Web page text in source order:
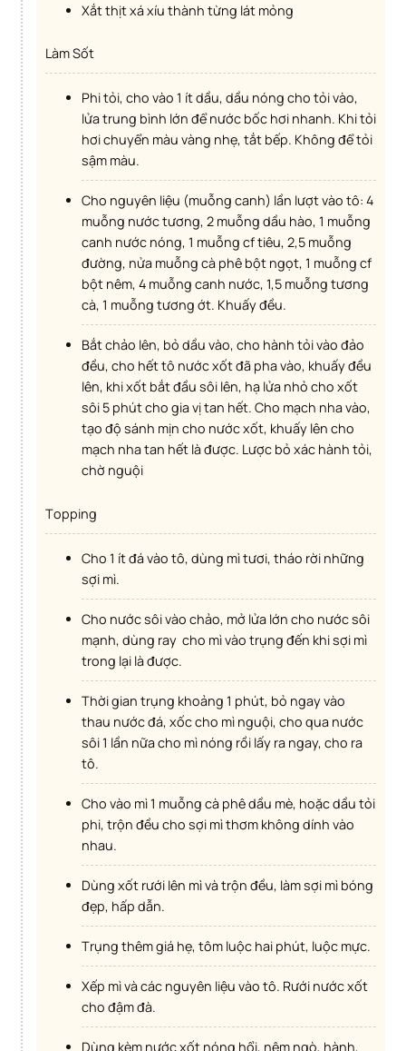
Xắt thịt xá xíu thành từng lát mỏng
Làm Sốt
Phi tỏi, cho vào 1 ít dầu, dầu nóng cho tỏi vào,
lửa trung bình lớn để nước bốc hơi nhanh. Khi tỏi
hơi chuyển màu vàng nhẹ, tắt bếp. Không để tỏi
sậm màu.
Cho nguyên liệu (muỗng canh) lần lượt vào tô: 4
muỗng nước tương, 2 muỗng dầu hào, 1 muỗng
canh nước nóng, 1 muỗng cf tiêu, 2,5 muỗng
đường, nửa muỗng cà phê bột ngọt, 1 muỗng cf
bột nêm, 4 muỗng canh nước, 1,5 muỗng tương
cà, 1 muỗng tương ớt. Khuấy đều.
Bắt chảo lên, bỏ dầu vào, cho hành tỏi vào đảo
đều, cho hết tô nước xốt đã pha vào, khuấy đều
lên, khi xốt bắt đầu sôi lên, hạ lửa nhỏ cho xốt
sôi 5 phút cho gia vị tan hết. Cho mạch nha vào,
tạo độ sánh mịn cho nước xốt, khuấy lên cho
mạch nha tan hết là được. Lược bỏ xác hành tỏi,
chờ nguội
Topping
Cho 1 ít đá vào tô, dùng mì tươi, tháo rời những
sợi mì.
Cho nước sôi vào chảo, mở lửa lớn cho nước sôi
mạnh, dùng ray cho mì vào trụng đến khi sợi mì
trong lại là được.
Thời gian trụng khoảng 1 phút, bỏ ngay vào
thau nước đá, xốc cho mì nguội, cho qua nước
sôi 1 lần nữa cho mì nóng rồi lấy ra ngay, cho ra
tô.
Cho vào mì 1 muỗng cà phê dầu mè, hoặc dầu tỏi
phi, trộn đều cho sợi mì thơm không dính vào
nhau.
Dùng xốt rưới lên mì và trộn đều, làm sợi mì bóng
đẹp, hấp dẫn.
Trụng thêm giá hẹ, tôm luộc hai phút, luộc mực.
Xếp mì và các nguyên liệu vào tô. Rưới nước xốt
cho đậm đà.
Dùng kèm nước xốt nóng hổi, nêm ngò, hành,